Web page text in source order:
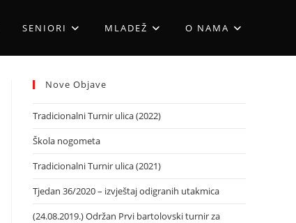
SENIORI MLADEŽ O NAMA
Nove Objave
Tradicionalni Turnir ulica (2022)
Škola nogometa
Tradicionalni Turnir ulica (2021)
Tjedan 36/2020 – izvještaj odigranih utakmica
(24.08.2019.) Održan Prvi bartolovski turnir za